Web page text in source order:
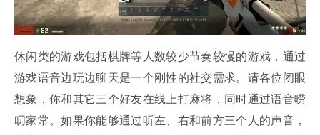
休闲类的游戏包括棋牌等人数较少节奏较慢的游戏，通过
游戏语音边玩边聊天是一个刚性的社交需求。请各位闭眼
想象，你和其它三个好友在线上打麻将，同时通过语音唠
叨家常。如果你能够通过听左、右和前方三个人的声音，